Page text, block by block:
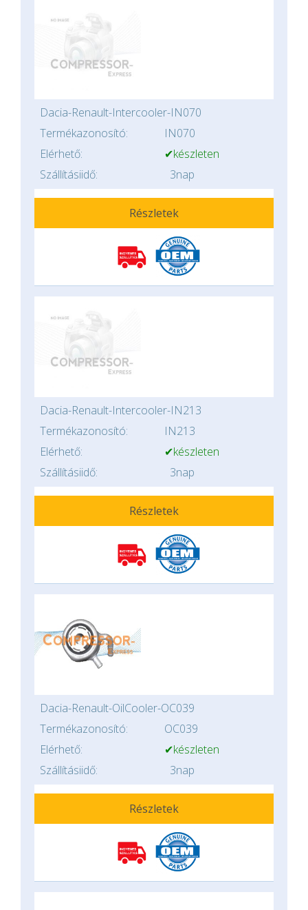
Dacia-Renault-Intercooler-IN070
Termékazonosító:
IN070
Elérhető:
✔készleten
Szállításiidő:
3nap
Részletek
Dacia-Renault-Intercooler-IN213
Termékazonosító:
IN213
Elérhető:
✔készleten
Szállításiidő:
3nap
Részletek
Dacia-Renault-OilCooler-OC039
Termékazonosító:
OC039
Elérhető:
✔készleten
Szállításiidő:
3nap
Részletek